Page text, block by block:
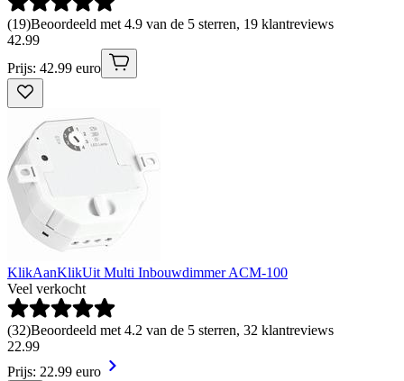
(19)Beoordeeld met 4.9 van de 5 sterren, 19 klantreviews
42.99
Prijs: 42.99 euro
KlikAanKlikUit Multi Inbouwdimmer ACM-100
Veel verkocht
(32)Beoordeeld met 4.2 van de 5 sterren, 32 klantreviews
22.99
Prijs: 22.99 euro